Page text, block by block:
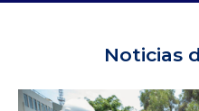
Noticias